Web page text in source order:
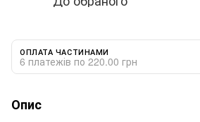
ОПЛАТА ЧАСТИНАМИ
6 платежів по 220.00 грн
Опис